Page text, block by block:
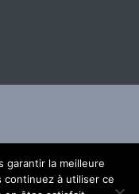
garantir la meilleure
à utiliser ce